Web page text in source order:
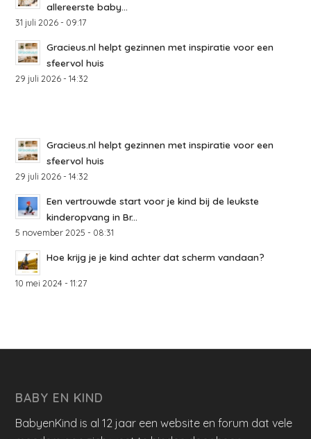
allereerste baby...
31 juli 2026 - 09:17
Gracieus.nl helpt gezinnen met inspiratie voor een
sfeervol huis
29 juli 2026 - 14:32
Gracieus.nl helpt gezinnen met inspiratie voor een
sfeervol huis
29 juli 2026 - 14:32
Een vertrouwde start voor je kind bij de leukste
kinderopvang in Br...
5 november 2025 - 08:31
Hoe krijg je je kind achter dat scherm vandaan?
10 mei 2024 - 11:27
BABY EN KIND
BabyenKind is al 12 jaar een website en forum dat vele